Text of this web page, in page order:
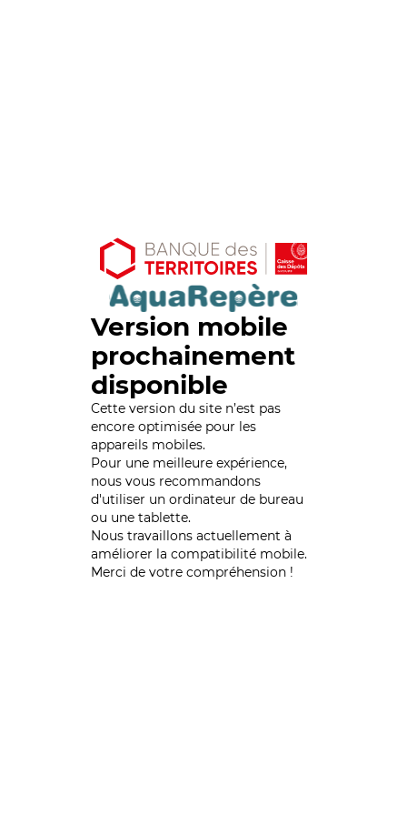
Version mobile
prochainement
disponible
Cette version du site n’est pas
encore optimisée pour les
appareils mobiles.
Pour une meilleure expérience,
nous vous recommandons
d'utiliser un ordinateur de bureau
ou une tablette.
Nous travaillons actuellement à
améliorer la compatibilité mobile.
Merci de votre compréhension !